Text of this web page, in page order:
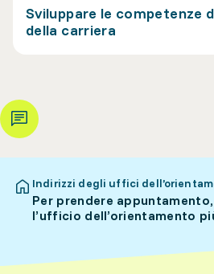
Sviluppare le competenze
della carriera
Indirizzi degli uffici
Per prendere
l’ufficio dell’orientamento